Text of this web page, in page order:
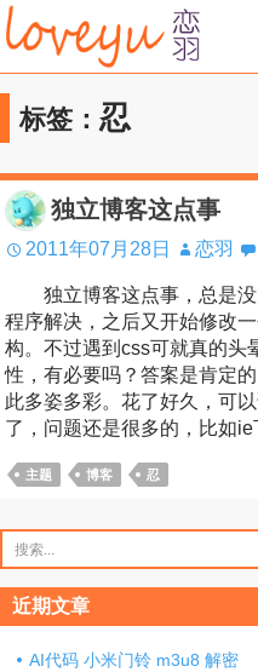
跳
过
内
容标签： 忍
独立博客这点事
2011年07月28日 恋羽
独立博客这点事，总是没
程序解决，之后又开始修改
构。不过遇到css可就真的头
性，有必要吗？答案是肯定
此多姿多彩。花了好久，可
了，问题还是很多的，比如ie
主题 博客 忍
索：
近期文章
AI代码 小米门铃 m3u8 解密